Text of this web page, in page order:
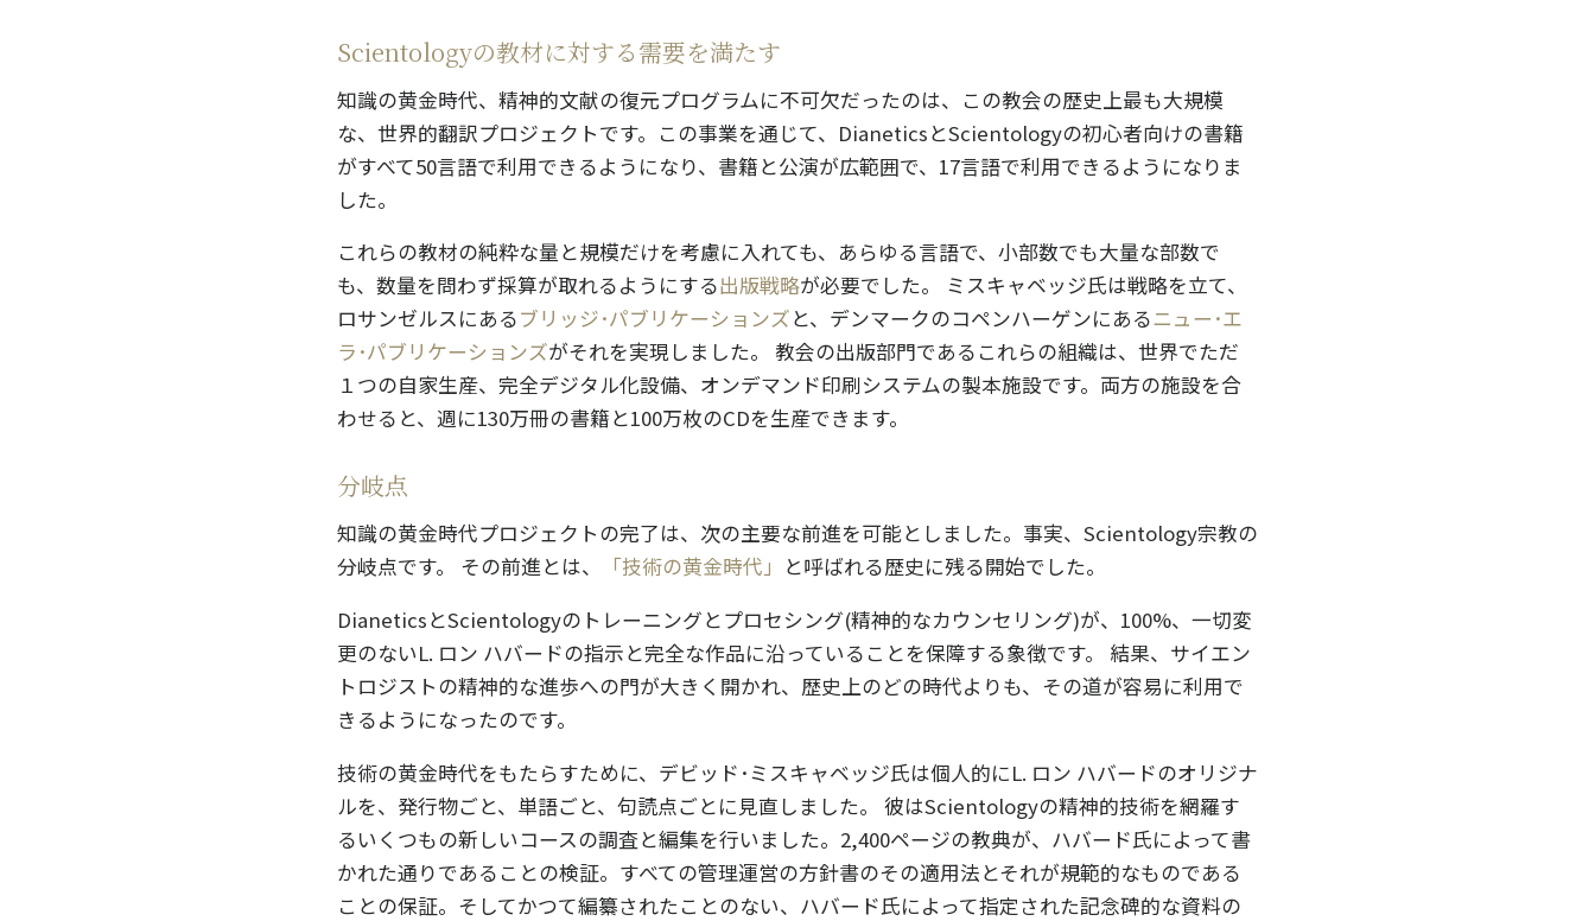
Scientologyの教材に対する需要を満たす
知識の黄金時代、精神的文献の復元プログラムに不可欠だったのは、この教会の歴史上最も大規模
な、世界的翻訳プロジェクトです。この事業を通じて、DianeticsとScientologyの初心者向けの書籍
がすべて50言語で利用できるようになり、書籍と公演が広範囲で、17言語で利用できるようになりま
した。
これらの教材の純粋な量と規模だけを考慮に入れても、あらゆる言語で、小部数でも大量な部数で
も、数量を問わず採算が取れるようにする出版戦略が必要でした。 ミスキャベッジ氏は戦略を立て、
ロサンゼルスにあるブリッジ･パブリケーションズと、デンマークのコペンハーゲンにあるニュー･エ
ラ･パブリケーションズがそれを実現しました。 教会の出版部門であるこれらの組織は、世界でただ
１つの自家生産、完全デジタル化設備、オンデマンド印刷システムの製本施設です。両方の施設を合
わせると、週に130万冊の書籍と100万枚のCDを生産できます。
分岐点
知識の黄金時代プロジェクトの完了は、次の主要な前進を可能としました。事実、Scientology宗教の
分岐点です。 その前進とは、
「技術の黄金時代」 と呼ばれる歴史に残る開始でした。
DianeticsとScientologyのトレーニングとプロセシング(精神的なカウンセリング)が、100%、一切変
更のないL. ロン ハバードの指示と完全な作品に沿っていることを保障する象徴です。 結果、サイエン
トロジストの精神的な進歩への門が大きく開かれ、歴史上のどの時代よりも、その道が容易に利用で
きるようになったのです。
技術の黄金時代をもたらすために、デビッド･ミスキャベッジ氏は個人的にL. ロン ハバードのオリジナ
ルを、発行物ごと、単語ごと、句読点ごとに見直しました。 彼はScientologyの精神的技術を網羅す
るいくつもの新しいコースの調査と編集を行いました。2,400ページの教典が、ハバード氏によって書
かれた通りであることの検証。すべての管理運営の方針書のその適用法とそれが規範的なものである
ことの保証。そしてかつて編纂されたことのない、ハバード氏によって指定された記念碑的な資料の